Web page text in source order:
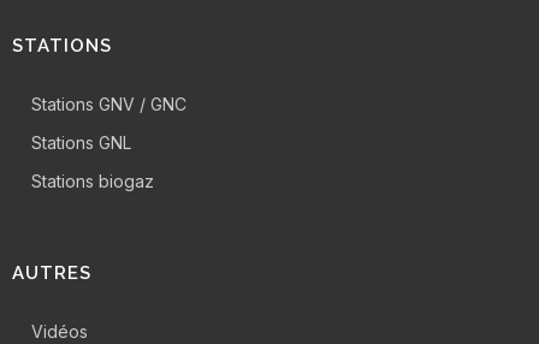
STATIONS
Stations GNV / GNC
Stations GNL
Stations biogaz
AUTRES
Vidéos